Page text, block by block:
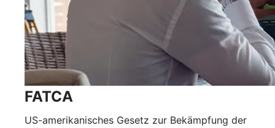
FATCA
US-amerikanisches Gesetz zur Bekämpfung der